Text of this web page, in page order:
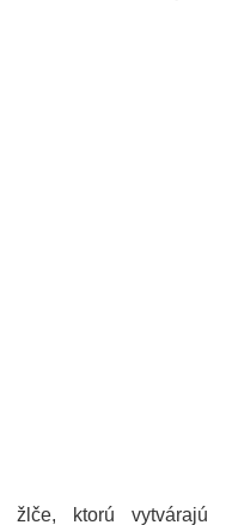
žlče, ktorú vytvárajú